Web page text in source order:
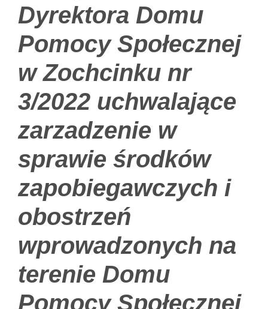
Dyrektora Domu
Pomocy Społecznej
w Zochcinku nr
3/2022 uchwalające
zarzadzenie w
sprawie środków
zapobiegawczych i
obostrzeń
wprowadzonych na
terenie Domu
Pomocy Społecznej